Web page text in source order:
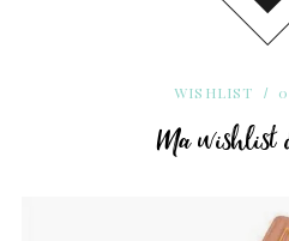
WISHLIST
Ma wishlist